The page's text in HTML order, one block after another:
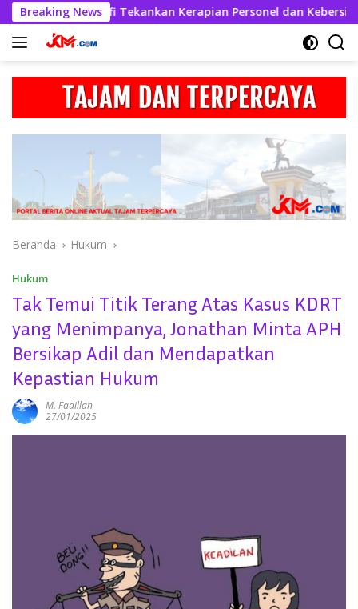
Langsung
ke
konten
Breaking News
Kahfi Tekankan Kerapian Personel dan Kebersihan
Beranda Hukum
Hukum
Tak Temui Titik Terang Atas Kasus KDRT
yang Menimpanya, Jonathan Minta APH
Bersikap Adil dan Mendapatkan
Kepastian Hukum
M. Fadillah
27/01/2025